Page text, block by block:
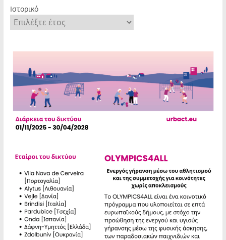
Ιστορικό